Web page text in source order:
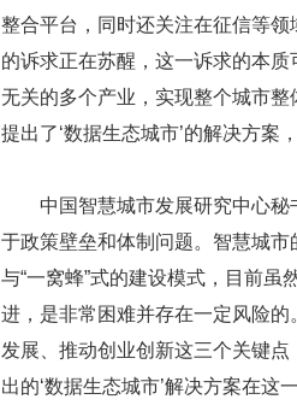
整合平台，同时还关注在征信等
的诉求正在苏醒，这一诉求的本
无关的多个产业，实现整个城市整
提出了‘数据生态城市’的解决方案
中国智慧城市发展研究中心秘
于政策壁垒和体制问题。智慧城
与“一窝蜂”式的建设模式，目前
进，是非常困难并存在一定风险
发展、推动创业创新这三个关键
出的‘数据生态城市’解决方案在这